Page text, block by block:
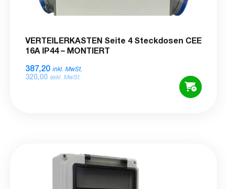
VERTEILERKASTEN Seite 4 Steckdosen CEE
16A IP44 – MONTIERT
387,20 inkl. MwSt.
320,00 exkl. MwSt.